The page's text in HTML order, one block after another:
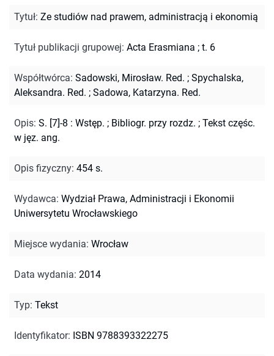
Tytuł: Ze studiów nad prawem, administracją i ekonomią
Tytuł publikacji grupowej: Acta Erasmiana ; t. 6
Współtwórca: Sadowski, Mirosław. Red. ; Spychalska,
Aleksandra. Red. ; Sadowa, Katarzyna. Red.
Opis: S. [7]-8 : Wstęp. ; Bibliogr. przy rozdz. ; Tekst częśc.
w jęz. ang.
Opis fizyczny: 454 s.
Wydawca: Wydział Prawa, Administracji i Ekonomii
Uniwersytetu Wrocławskiego
Miejsce wydania: Wrocław
Data wydania: 2014
Typ: Tekst
Identyfikator: ISBN 9788393322275